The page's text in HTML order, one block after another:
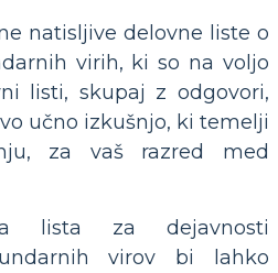
natisljive delovne liste o
virih, ki so na voljo
listi, skupaj z odgovori,
učno izkušnjo, ki temelji
za vaš razred med
lista za dejavnosti
virov bi lahko